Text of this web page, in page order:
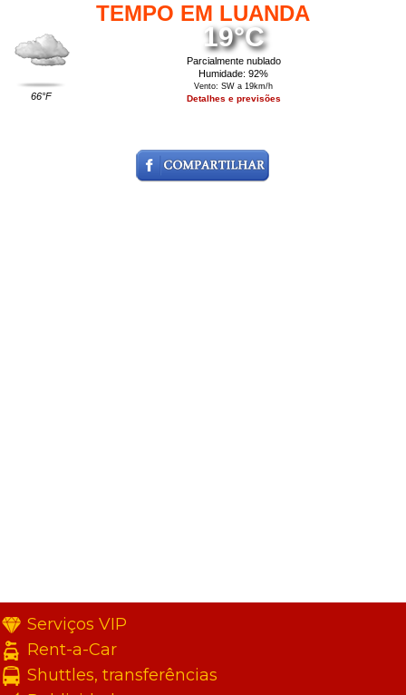
TEMPO EM LUANDA
66°F
19°C
Parcialmente nublado
Humidade: 92%
Vento: SW a 19km/h
Detalhes e previsões
Serviços VIP
Rent-a-Car
Shuttles, transferências